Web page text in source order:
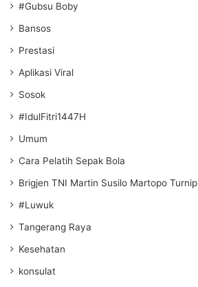
#Gubsu Boby
Bansos
Prestasi
Aplikasi Viral
Sosok
#IdulFitri1447H
Umum
Cara Pelatih Sepak Bola
Brigjen TNI Martin Susilo Martopo Turnip
#Luwuk
Tangerang Raya
Kesehatan
konsulat